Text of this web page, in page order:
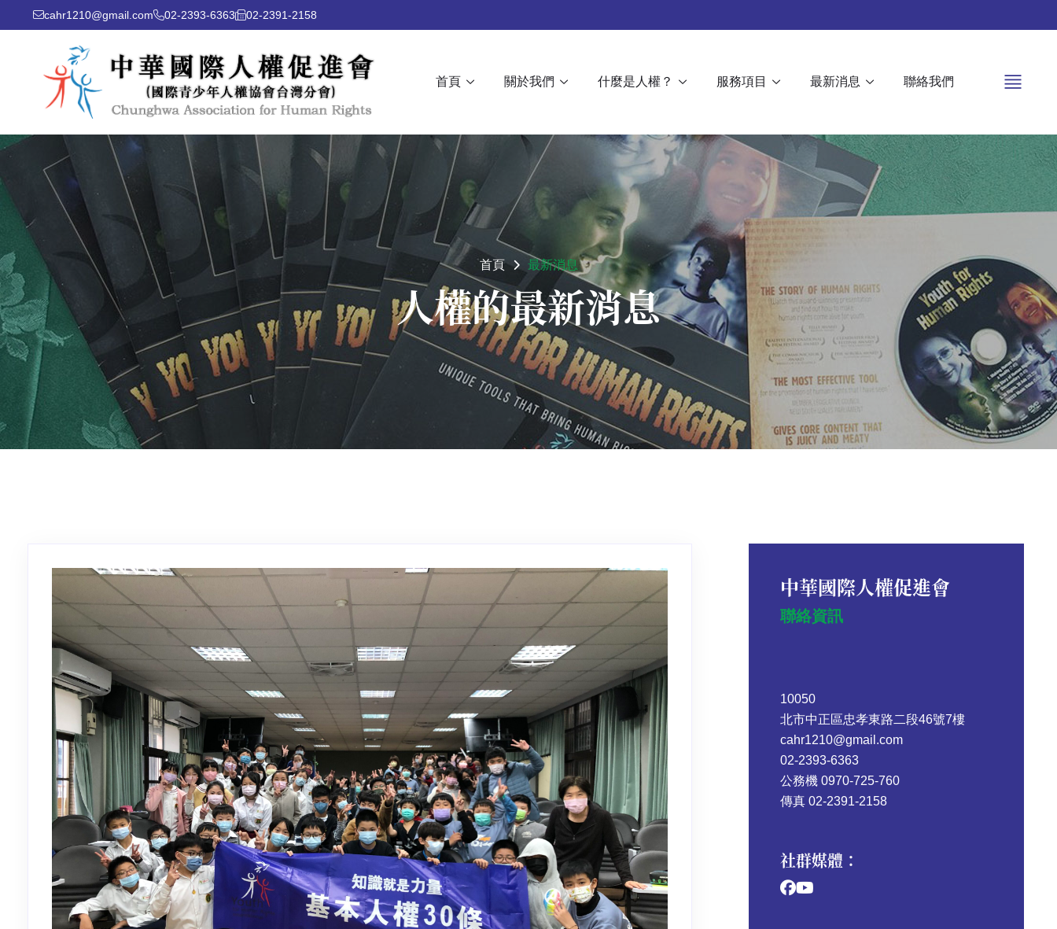
cahr1210@gmail.com 02-2393-6363 02-2391-2158
首頁 關於我們 什麼是人權？ 服務項目 最新消息 聯絡我們
首頁 最新消息
人權的最新消息
中華國際人權促進會
聯絡資訊
10050
北市中正區忠孝東路二段46號7樓
cahr1210@gmail.com
02-2393-6363
公務機 0970-725-760
傳真 02-2391-2158
社群媒體：